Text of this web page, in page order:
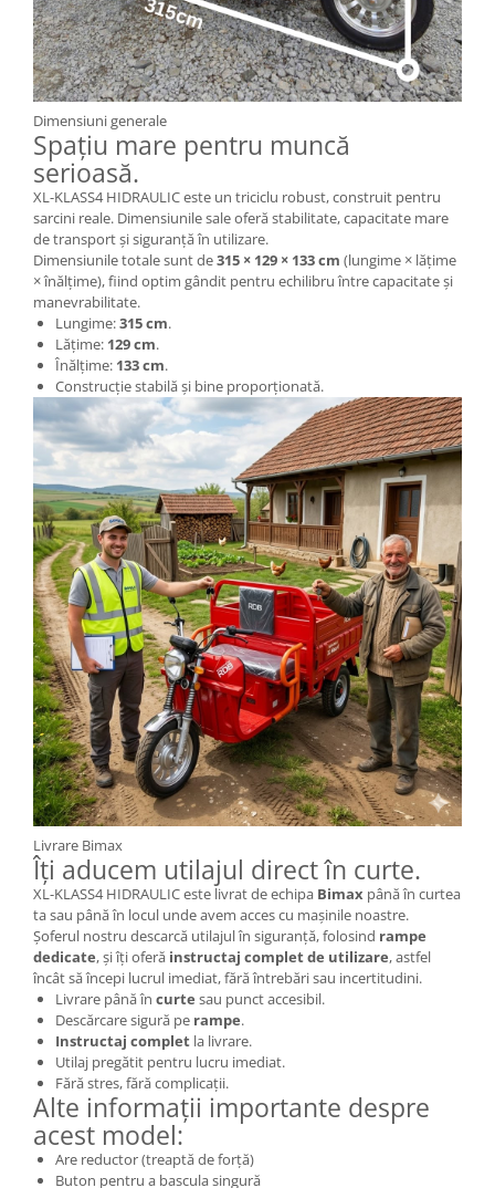
Dimensiuni generale
Spațiu mare pentru muncă
serioasă.
XL-KLASS4 HIDRAULIC este un triciclu robust, construit pentru
sarcini reale. Dimensiunile sale oferă stabilitate, capacitate mare
de transport și siguranță în utilizare.
Dimensiunile totale sunt de315 × 129 × 133 cm (lungime × lățime
× înălțime), fiind optim gândit pentru echilibru între capacitate și
manevrabilitate.
Lungime:315 cm.
Lățime: 129 cm.
Înălțime: 133 cm.
Construcție stabilă și bine proporționată.
Livrare Bimax
Îți aducem utilajul direct în curte.
XL-KLASS4 HIDRAULIC este livrat de echipa Bimax până în curtea
ta sau până în locul unde avem acces cu mașinile noastre.
Șoferul nostru descarcă utilajul în siguranță, folosind rampe
dedicate, și îți oferă instructaj complet de utilizare, astfel
încât să începi lucrul imediat, fără întrebări sau incertitudini.
Livrare până în curte sau punct accesibil.
Descărcare sigură pe rampe.
Instructaj complet la livrare.
Utilaj pregătit pentru lucru imediat.
Fără stres, fără complicații.
Alte informații importante despre
acest model:
Are reductor (treaptă de forță)
Buton pentru a bascula singură